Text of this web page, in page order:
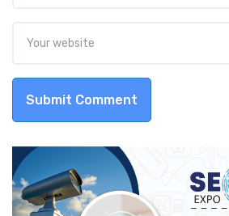
Submit Comment